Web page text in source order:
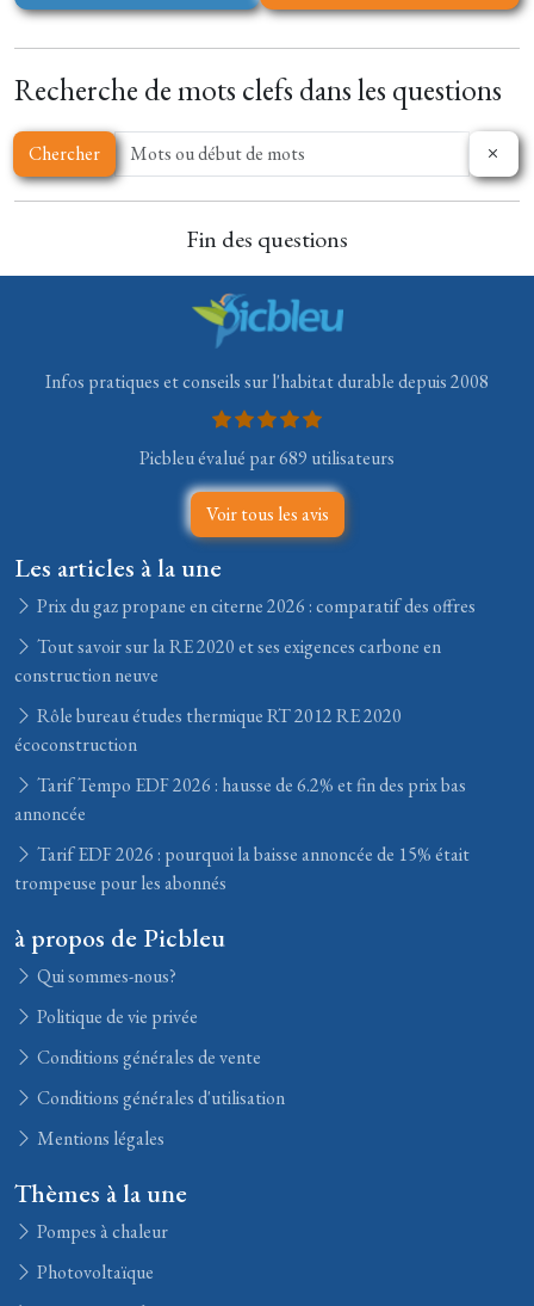
Recherche de mots clefs dans les questions
Chercher
Fin des questions
Infos pratiques et conseils sur l'habitat durable depuis 2008
Picbleu évalué par 689 utilisateurs
Voir tous les avis
Les articles à la une
Prix du gaz propane en citerne 2026 : comparatif des offres
Tout savoir sur la RE 2020 et ses exigences carbone en
construction neuve
Rôle bureau études thermique RT 2012 RE 2020
écoconstruction
Tarif Tempo EDF 2026 : hausse de 6.2% et fin des prix bas
annoncée
Tarif EDF 2026 : pourquoi la baisse annoncée de 15% était
trompeuse pour les abonnés
à propos de Picbleu
Qui sommes-nous?
Politique de vie privée
Conditions générales de vente
Conditions générales d'utilisation
Mentions légales
Thèmes à la une
Pompes à chaleur
Photovoltaïque